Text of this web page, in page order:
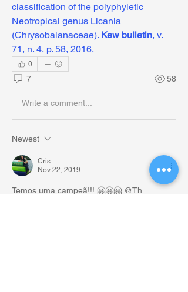
classification of the polyphyletic
Neotropical genus Licania
(Chrysobalanaceae). Kew bulletin, v.
71, n. 4, p. 58, 2016.
0
7 58
Write a comment...
Newest
Cris
Nov 22, 2019
Temos uma campeã!!! 🤗🤗🤗 @Th